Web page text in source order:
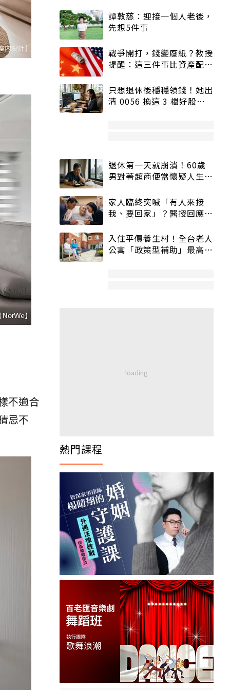
不適合
忌不
譚敦慈：迎接一個人老後，
先想5件事
戰爭開打，錢變廢紙？教授
提醒：這三件事比資產配置
只想退休後穩穩領錢！她出
清 0056 換這 3 檔好股：
退休第一天就崩潰！60歲
男對著超商便當懷疑人生
家人臨終突喊「有人來接
我、要回家」？醫授回應方
入住平價養生村！全台老人
公寓「政策型補助」最高打
熱門課程